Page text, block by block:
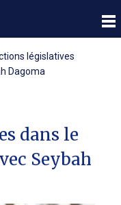
législatives
Dagoma
dans le
Seybah